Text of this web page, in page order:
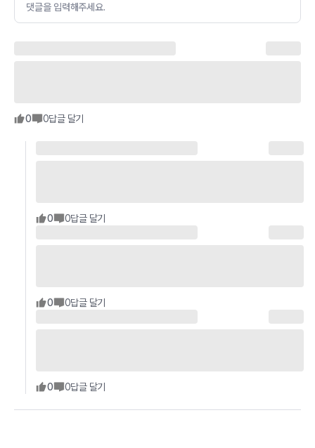
댓글을 입력해주세요.
0 0답글 달기
0 0답글 달기
0 0답글 달기
0 0답글 달기